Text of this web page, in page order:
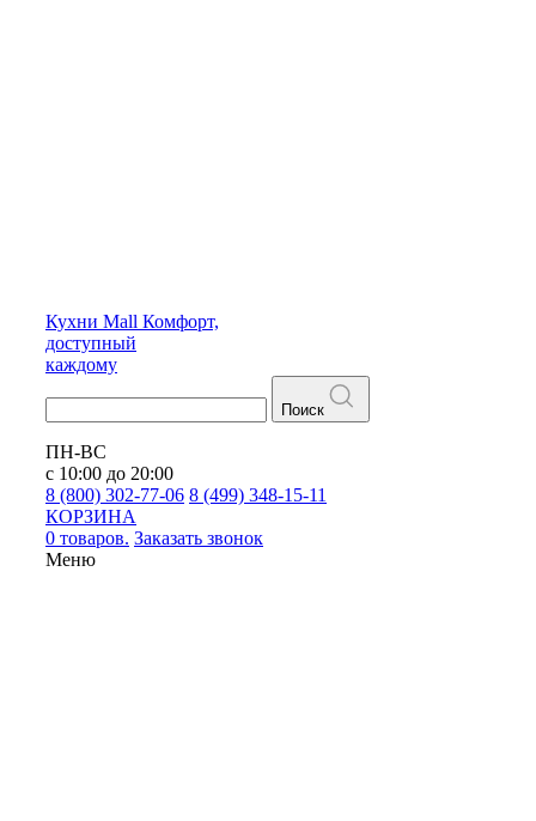
Кухни Mall Комфорт,
доступный
каждому
Поиск
ПН-ВС
с 10:00 до 20:00
8 (800) 302-77-06 8 (499) 348-15-11
КОРЗИНА
0 товаров. Заказать звонок
Меню